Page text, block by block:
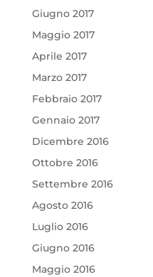
Giugno 2017
Maggio 2017
Aprile 2017
Marzo 2017
Febbraio 2017
Gennaio 2017
Dicembre 2016
Ottobre 2016
Settembre 2016
Agosto 2016
Luglio 2016
Giugno 2016
Maggio 2016